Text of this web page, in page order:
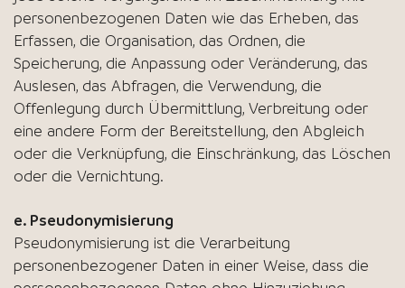
personenbezogenen Daten wie das Erheben, das
Erfassen, die Organisation, das Ordnen, die
Speicherung, die Anpassung oder Veränderung, das
Auslesen, das Abfragen, die Verwendung, die
Offenlegung durch Übermittlung, Verbreitung oder
eine andere Form der Bereitstellung, den Abgleich
oder die Verknüpfung, die Einschränkung, das Löschen
oder die Vernichtung.
e. Pseudonymisierung
Pseudonymisierung ist die Verarbeitung
personenbezogener Daten in einer Weise, dass die